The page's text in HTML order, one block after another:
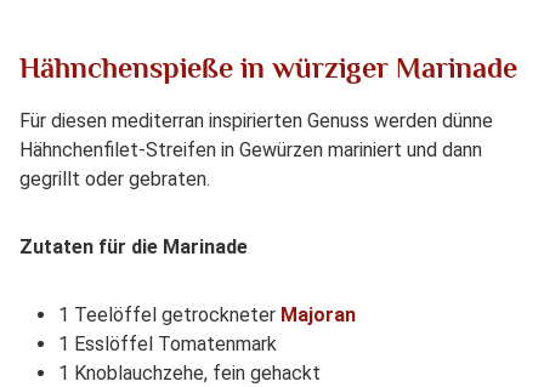
Hähnchenspieße in würziger Marinade
Für diesen mediterran inspirierten Genuss werden dünne
Hähnchenfilet-Streifen in Gewürzen mariniert und dann
gegrillt oder gebraten.
Zutaten für die Marinade
1 Teelöffel getrockneter Majoran
1 Esslöffel Tomatenmark
1 Knoblauchzehe, fein gehackt